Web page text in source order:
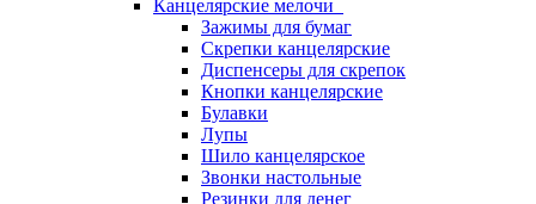
Канцелярские мелочи
Зажимы для бумаг
Скрепки канцелярские
Диспенсеры для скрепок
Кнопки канцелярские
Булавки
Лупы
Шило канцелярское
Звонки настольные
Резинки для денег